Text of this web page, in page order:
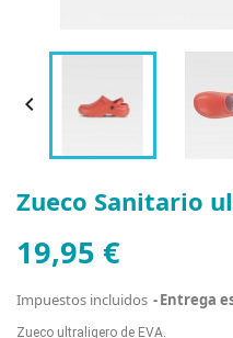

Zueco Sanitario
19,95 €
Impuestos incluidos Entrega
Zueco ultraligero de EVA.